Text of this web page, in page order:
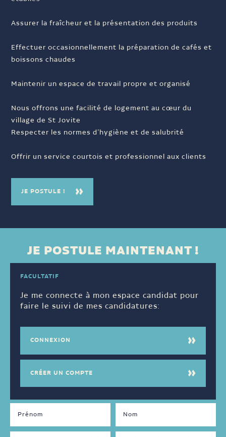
Assurer la fraîcheur et la présentation des produits
Effectuer occasionnellement la préparation de cafés et
boissons chaudes
Maintenir un espace de travail propre et organisé
Nous offrons une facilité de logement au cœur du
village de St Jovite
Respecter les normes d’hygiène et de salubrité
Offrir un service courtois et professionnel aux clients
JE POSTULE !
JE POSTULE MAINTENANT !
FACULTATIF
Je me connecte à mon espace candidat pour
faire le suivi de mes candidatures:
CONNEXION
CRÉER UN COMPTE
DISPONIBILITÉS
LANGUES
PARLÉES
Français